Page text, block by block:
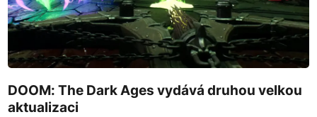
DOOM: The Dark Ages vydává druhou velkou
aktualizaci